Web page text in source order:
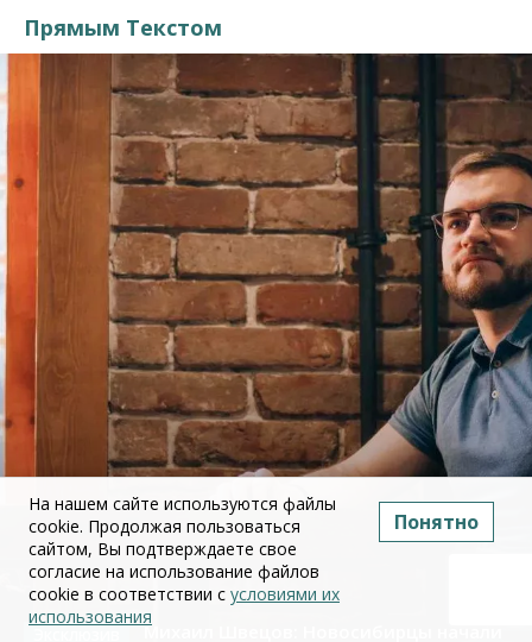
Прямым Текстом
Михаил Швецов: Новосибирцы начали
На нашем сайте используются файлы
cookie. Продолжая пользоваться
сайтом, Вы подтверждаете свое
согласие на использование файлов
cookie в соответствии с условиями их
использования
Понятно